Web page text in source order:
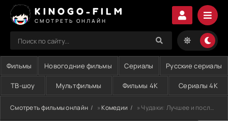
KINOGO-FILM
СМОТРЕТЬ ОНЛАЙН
Фильмы Новогодние фильмы Сериалы Русские сериалы
ТВ-шоу Мультфильмы Фильмы 4K Сериалы 4K
Смотреть фильмы онлайн »Комедии » Чудаки: Лучшее и последнее (2026)